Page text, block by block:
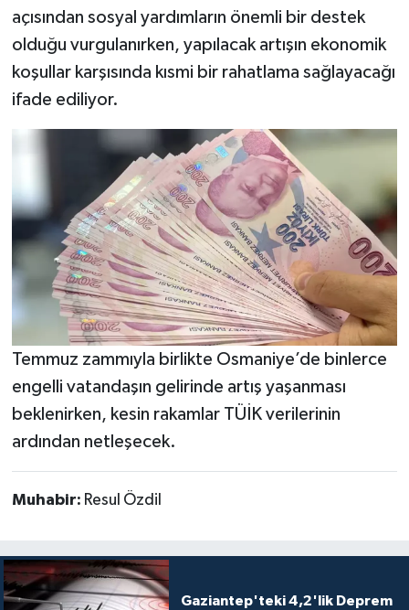
açısından sosyal yardımların önemli bir destek
olduğu vurgulanırken, yapılacak artışın ekonomik
koşullar karşısında kısmi bir rahatlama sağlayacağı
ifade ediliyor.
Temmuz zammıyla birlikte Osmaniye’de binlerce
engelli vatandaşın gelirinde artış yaşanması
beklenirken, kesin rakamlar TÜİK verilerinin
ardından netleşecek.
Muhabir: Resul Özdil
Gaziantep'teki 4,2'lik Deprem